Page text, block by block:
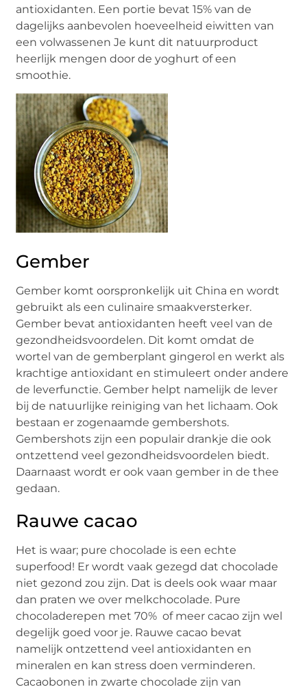
antioxidanten. Een portie bevat 15% van de
dagelijks aanbevolen hoeveelheid eiwitten van
een volwassenen Je kunt dit natuurproduct
heerlijk mengen door de yoghurt of een
smoothie.
Gember
Gember komt oorspronkelijk uit China en wordt
gebruikt als een culinaire smaakversterker.
Gember bevat antioxidanten heeft veel van de
gezondheidsvoordelen. Dit komt omdat de
wortel van de gemberplant gingerol en werkt als
krachtige antioxidant en stimuleert onder andere
de leverfunctie. Gember helpt namelijk de lever
bij de natuurlijke reiniging van het lichaam. Ook
bestaan er zogenaamde gembershots.
Gembershots zijn een populair drankje die ook
ontzettend veel gezondheidsvoordelen biedt.
Daarnaast wordt er ook vaan gember in de thee
gedaan.
Rauwe cacao
Het is waar; pure chocolade is een echte
superfood! Er wordt vaak gezegd dat chocolade
niet gezond zou zijn. Dat is deels ook waar maar
dan praten we over melkchocolade. Pure
chocoladerepen met 70% of meer cacao zijn wel
degelijk goed voor je. Rauwe cacao bevat
namelijk ontzettend veel antioxidanten en
mineralen en kan stress doen verminderen.
Cacaobonen in zwarte chocolade zijn van